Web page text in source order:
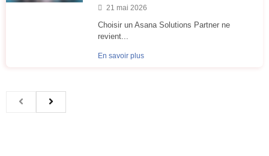
21 mai 2026
Choisir un Asana Solutions Partner ne
revient...
En savoir plus